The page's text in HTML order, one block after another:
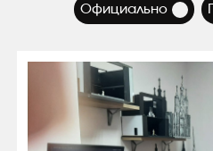
Официально ×